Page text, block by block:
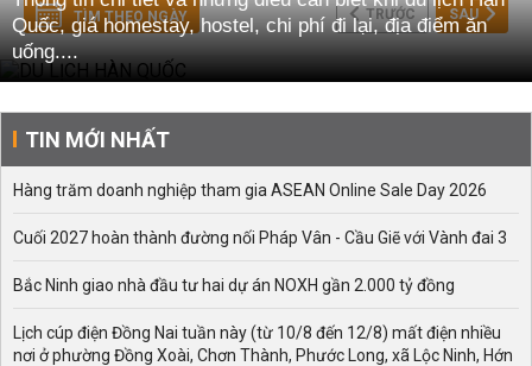
TÌM THEO NGÀY TRƯỚC SAU
Quốc, giá homestay, hostel, chi phí đi lại, địa điểm ăn
uống....
TIN MỚI NHẤT
Hàng trăm doanh nghiệp tham gia ASEAN Online Sale Day 2026
Cuối 2027 hoàn thành đường nối Pháp Vân - Cầu Giẽ với Vành đai 3
Bắc Ninh giao nhà đầu tư hai dự án NOXH gần 2.000 tỷ đồng
Lịch cúp điện Đồng Nai tuần này (từ 10/8 đến 12/8) mất điện nhiều
nơi ở phường Đồng Xoài, Chơn Thành, Phước Long, xã Lộc Ninh, Hớn